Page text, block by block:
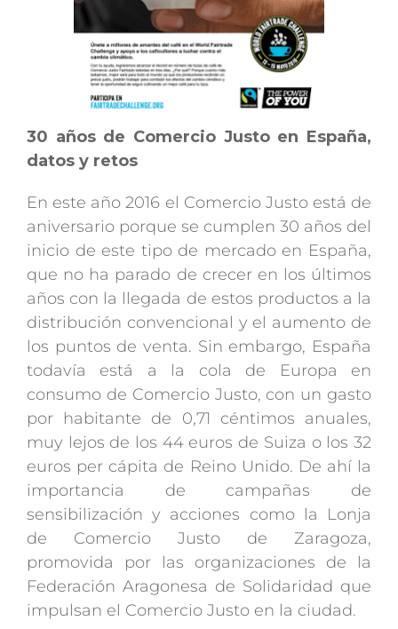
30 años de Comercio Justo en España,
datos y retos
En este año 2016 el Comercio Justo está de
aniversario porque se cumplen 30 años del
inicio de este tipo de mercado en España,
que no ha parado de crecer en los últimos
años con la llegada de estos productos a la
distribución convencional y el aumento de
los puntos de venta. Sin embargo, España
todavía está a la cola de Europa en
consumo de Comercio Justo, con un gasto
por habitante de 0,71 céntimos anuales,
muy lejos de los 44 euros de Suiza o los 32
euros per cápita de Reino Unido. De ahí la
importancia de campañas de
sensibilización y acciones como la Lonja
de Comercio Justo de Zaragoza,
promovida por las organizaciones de la
Federación Aragonesa de Solidaridad que
impulsan el Comercio Justo en la ciudad.